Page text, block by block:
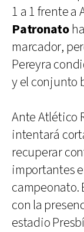
1 a 1 frente a
Patronato
marcador,
Pereyra
y el conjunto
Ante Atlético
intentará
recuperar
importantes
campeonato.
con la
estadio